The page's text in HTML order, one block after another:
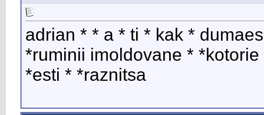
adrian * * a * ti * kak *
*ruminii imoldovane *
*esti * *raznitsa